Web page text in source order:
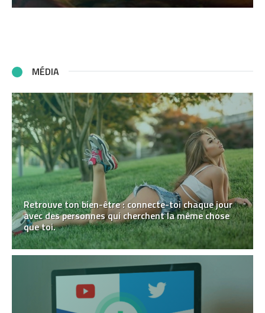
MÉDIA
Retrouve ton bien-être : connecte-toi chaque jour
avec des personnes qui cherchent la même chose
que toi.